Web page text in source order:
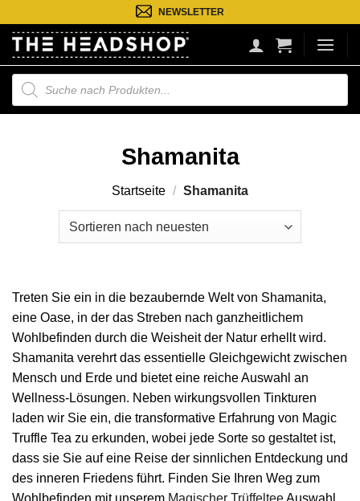
Inhalt
springen
NEWSLETTER
Suche
nach
Produkten
Shamanita
Startseite / Shamanita
Treten Sie ein in die bezaubernde Welt von Shamanita,
eine Oase, in der das Streben nach ganzheitlichem
Wohlbefinden durch die Weisheit der Natur erhellt wird.
Shamanita verehrt das essentielle Gleichgewicht zwischen
Mensch und Erde und bietet eine reiche Auswahl an
Wellness-Lösungen. Neben wirkungsvollen Tinkturen
laden wir Sie ein, die transformative Erfahrung von Magic
Truffle Tea zu erkunden, wobei jede Sorte so gestaltet ist,
dass sie Sie auf eine Reise der sinnlichen Entdeckung und
des inneren Friedens führt. Finden Sie Ihren Weg zum
Wohlbefinden mit unserem Magischer TrüffelteeAuswahl